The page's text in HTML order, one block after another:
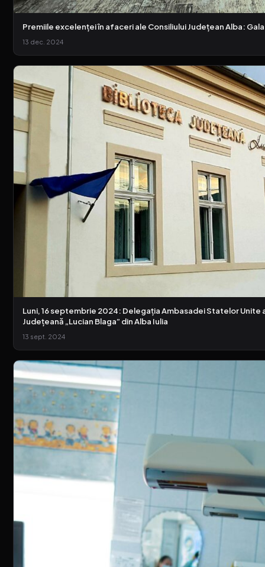
Premiile excelenței în afaceri ale Consiliului Județean Alba: Gala
13 dec. 2024
Luni, 16 septembrie 2024: Delegația Ambasadei Statelor
Județeană „Lucian Blaga” din Alba Iulia
13 sept. 2024